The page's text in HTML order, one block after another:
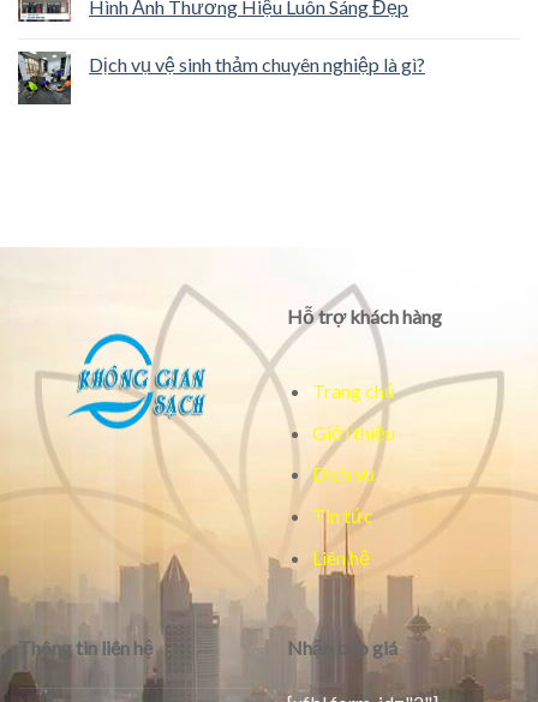
Hình Ảnh Thương Hiệu Luôn Sáng Đẹp
Dịch vụ vệ sinh thảm chuyên nghiệp là gì?
Hỗ trợ khách hàng
Trang chủ
Giới thiệu
Dịch vụ
Tin tức
Liên hệ
Thông tin liên hệ Nhận báo giá